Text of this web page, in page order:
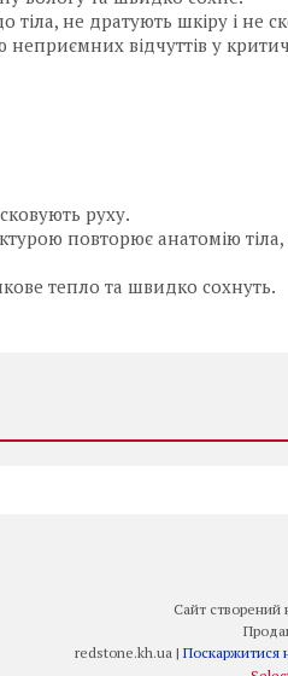
не дратують шкіру і не
відчуттів у
руху.
повторює анатомію
тепло та швидко сохнуть.
Сайт створений
redstone.kh.ua | Поскаржитися